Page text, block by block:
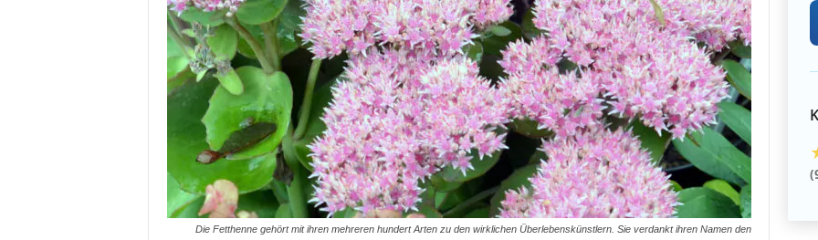
Die Fetthenne gehört mit ihren mehreren hundert Arten zu den wirklichen Überlebenskünstlern. Sie verdankt ihren Namen den